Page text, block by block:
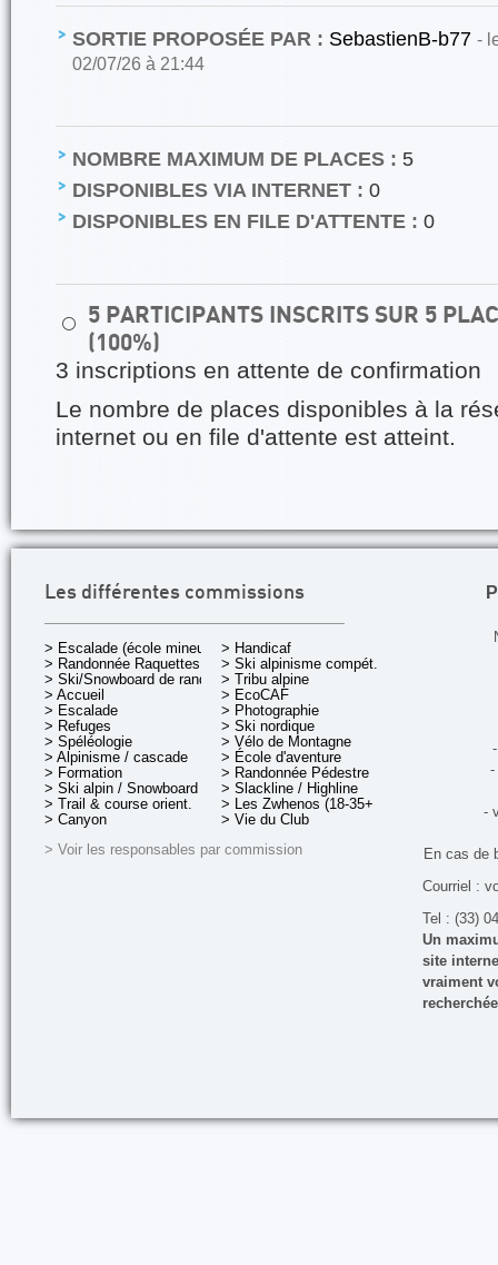
SORTIE PROPOSÉE PAR : SebastienB-b77 -
02/07/26 à 21:44
NOMBRE MAXIMUM DE PLACES : 5
DISPONIBLES VIA INTERNET : 0
DISPONIBLES EN FILE D'ATTENTE : 0
⚪
5 PARTICIPANTS INSCRITS SUR 5
(100%)
3 inscriptions en attente de confirmation
Le nombre de places disponibles à la
internet ou en file d'attente est atteint.
Les différentes commissions
> Escalade (école mineurs)
> Randonnée Raquettes
> Ski/Snowboard de rando.
> Accueil
> Escalade
> Refuges
> Spéléologie
> Alpinisme / cascade
> Formation
> Ski alpin / Snowboard
> Trail & course orient.
> Canyon
> Handicaf
> Ski alpinisme compét.
> Tribu alpine
> EcoCAF
> Photographie
> Ski nordique
> Vélo de Montagne
> École d'aventure
> Randonnée Pédestre
> Slackline / Highline
> Les Zwhenos (18-35+ ans)
> Vie du Club
> Voir les responsables par commission
-
-
En cas de
Courriel :
Tel : (33)
Un
site
vraiment